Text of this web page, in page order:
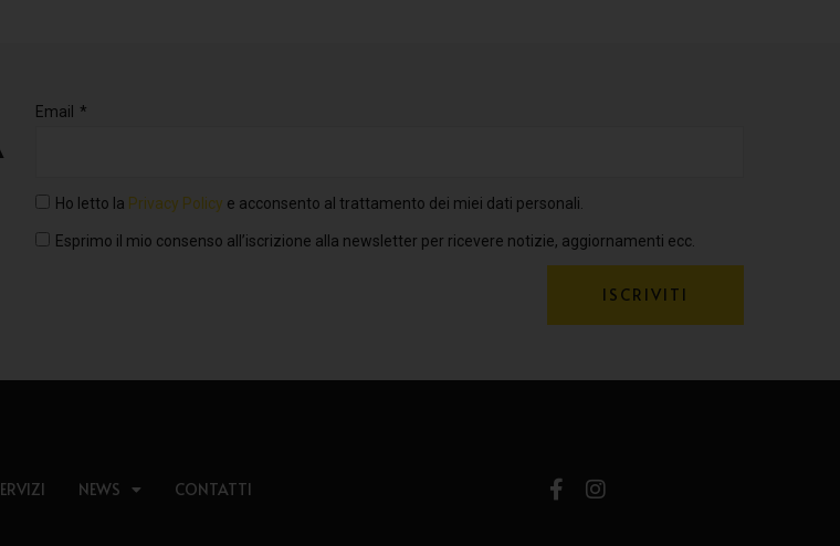
Email
Ho letto la Privacy Policy e acconsento al trattamento dei miei dati personali.
Esprimo il mio consenso all’iscrizione alla newsletter per ricevere notizie, aggiornamenti ecc.
ISCRIVITI
NEWS CONTATTI